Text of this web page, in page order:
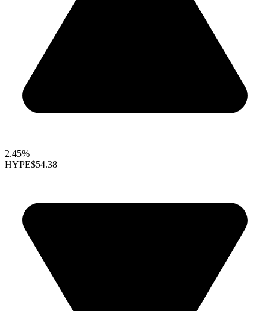
2.45%
HYPE$54.38